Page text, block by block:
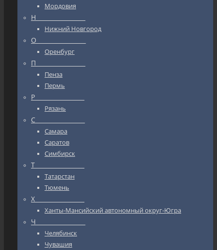
Мордовия
Н_________________
Нижний Новгород
О_________________
Оренбург
П_________________
Пенза
Пермь
Р_________________
Рязань
С_________________
Самара
Саратов
Симбирск
Т_________________
Татарстан
Тюмень
Х_________________
Ханты-Мансийский автономный округ-Югра
Ч_________________
Челябинск
Чувашия